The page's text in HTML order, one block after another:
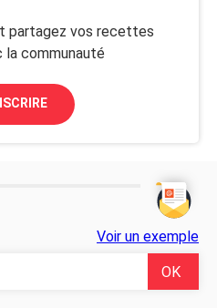
partagez vos recettes
communauté
Voir un exemple